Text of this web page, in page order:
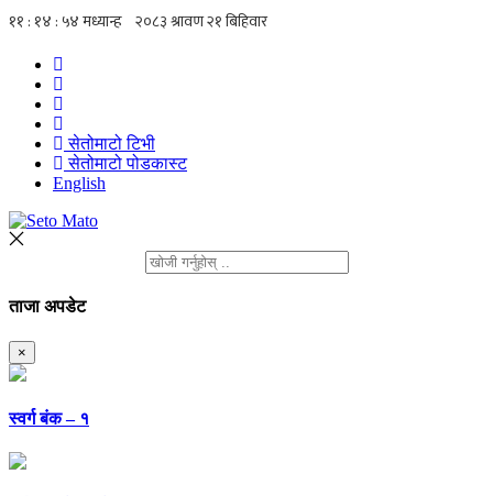
सेतोमाटो टिभी
सेतोमाटो पोडकास्ट
English
ताजा अपडेट
×
स्वर्ग बंक – १